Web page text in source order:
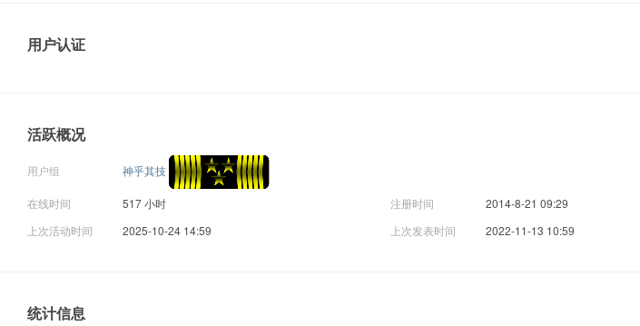
用户认证
活跃概况
用户组 神乎其技
在线时间 517 小时 注册时间 2014-8-21 09:29
上次活动时间
2025-10-24 14:59 上次发表时间 2022-11-13 10:59
统计信息